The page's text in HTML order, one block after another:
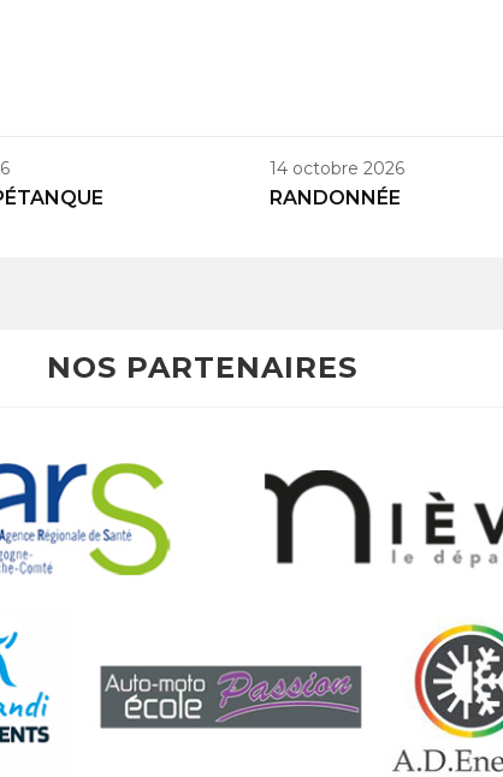
14 octobre 2026
RANDONNÉE
NOS PARTENAIRES